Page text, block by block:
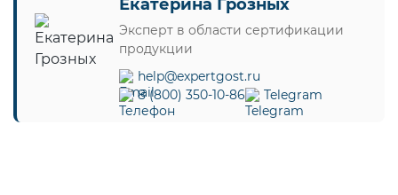
Екатерина Грозных
Эксперт в области сертификации
продукции
help@expertgost.ru
8 (800) 350-10-86
Telegram